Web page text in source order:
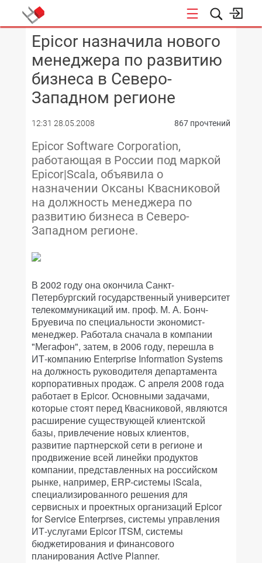
КОНФЕРЕНЦИИ
Epicor назначила нового
менеджера по развитию
бизнеса в Северо-
Западном регионе
12:31 28.05.2008 867 прочтений
Epicor Software Corporation,
работающая в России под маркой
Epicor|Scala, объявила о
назначении Оксаны Квасниковой
на должность менеджера по
развитию бизнеса в Северо-
Западном регионе.
В 2002 году она окончила Санкт-
Петербургский государственный университет
телекоммуникаций им. проф. М. А. Бонч-
Бруевича по специальности экономист-
менеджер. Работала сначала в компании
"Мегафон", затем, в 2006 году, перешла в
ИТ-компанию Enterprise Information Systems
на должность руководителя департамента
корпоративных продаж. C апреля 2008 года
работает в Epicor. Основными задачами,
которые стоят перед Квасниковой, являются
расширение существующей клиентской
базы, привлечение новых клиентов,
развитие партнерской сети в регионе и
продвижение всей линейки продуктов
компании, представленных на российском
рынке, например, ERP-системы iScala,
специализированного решения для
сервисных и проектных организаций Epicor
for Service Enterprses, системы управления
ИТ-услугами Epicor ITSM, системы
бюджетирования и финансового
планирования Active Planner.